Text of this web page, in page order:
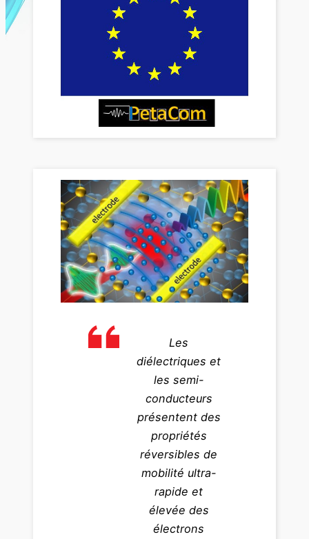
Les
diélectriques et
les semi-
conducteurs
présentent des
propriétés
réversibles de
mobilité ultra-
rapide et
élevée des
électrons